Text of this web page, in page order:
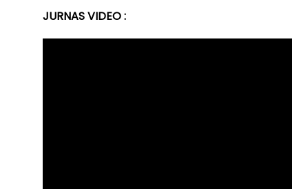
JURNAS VIDEO :